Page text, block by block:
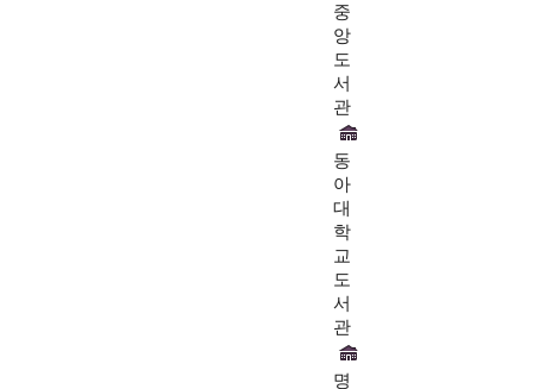
중
앙
도
서
관
동
아
대
학
교
도
서
관
명